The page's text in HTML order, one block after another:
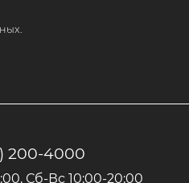
200-4000
Сб-Вс 10:00-20:00